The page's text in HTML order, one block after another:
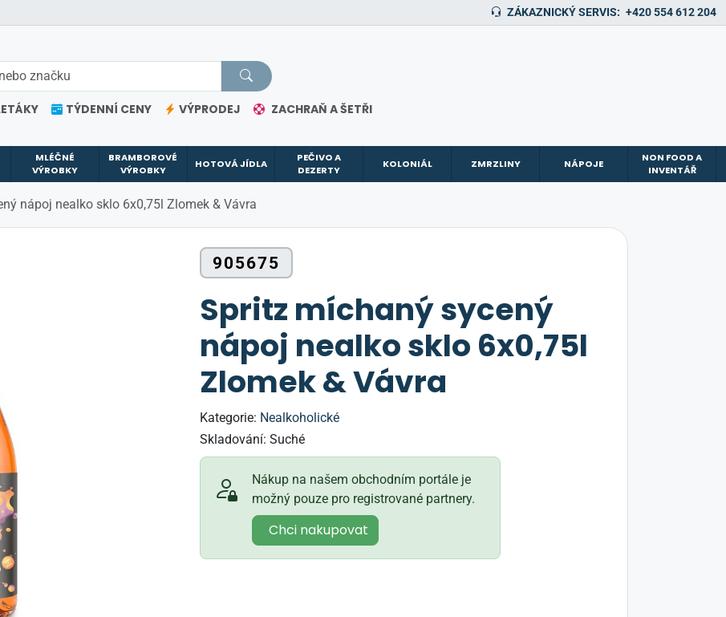
ZÁKAZNICKÝ SERVIS: +420 554 612 204
TÝDENNÍ CENY VÝPRODEJ ZACHRAŇ A ŠETŘI
MLÉČNÉ
VÝROBKY
BRAMBOROVÉ
VÝROBKY
HOTOVÁ JÍDLA
PEČIVO A
DEZERTY
KOLONIÁL ZMRZLINY NÁPOJE
NON FOOD A
INVENTÁŘ
nápoj nealko sklo 6x0,75l Zlomek & Vávra
905675
Spritz míchaný sycený
nápoj nealko sklo 6x0,75l
Zlomek & Vávra
Kategorie: Nealkoholické
Skladování: Suché
Nákup na našem obchodním portále je
možný pouze pro registrované partnery.
Chci nakupovat